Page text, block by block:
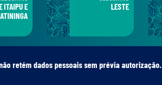
ITAIPU E
LESTE
não retém dados pessoais sem prévia autorização.